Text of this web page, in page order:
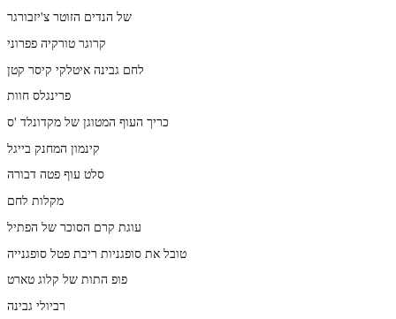
של הנדים הזוטר צ'יזבורגר
קרוגר טורקיה פפרוני
לחם גבינה איטלקי קיסר קטן
פרינגלס חוות
כריך העוף המטוגן של מקדונלד 'ס
קינמון המחנק בייגל
סלט עוף פטה דבורה
מקלות לחם
עוגת קרם הסוכר של הפתיל
טובל את סופגניות ריבת פטל סופגנייה
פופ התות של קלוג טארט
רביולי גבינה